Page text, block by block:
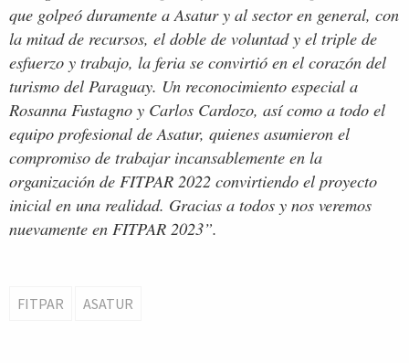
que golpeó duramente a Asatur y al sector en general, con
la mitad de recursos, el doble de voluntad y el triple de
esfuerzo y trabajo, la feria se convirtió en el corazón del
turismo del Paraguay. Un reconocimiento especial a
Rosanna Fustagno y Carlos Cardozo, así como a todo el
equipo profesional de Asatur, quienes asumieron el
compromiso de trabajar incansablemente en la
organización de FITPAR 2022 convirtiendo el proyecto
inicial en una realidad. Gracias a todos y nos veremos
nuevamente en FITPAR 2023”.
FITPAR ASATUR